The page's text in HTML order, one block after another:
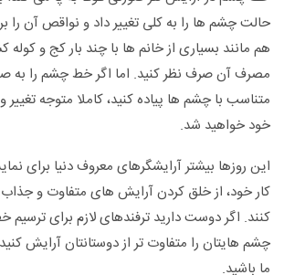
حالت چشم ها را به کلی تغییر داد و نواقص آن را
هم مانند بسیاری از خانم ها با چند بار کج و
مصرف آن صرف نظر کنید. اما اگر خط چشم را به
متناسب با چشم ها پیاده کنید، کاملا متوجه
خود خواهید شد.
این روزها بیشتر آرایشگرهای معروف دنیا برای
کار خود، از خلق کردن آرایش های متفاوت و
کنند. اگر دوست دارید ترفندهای لازم برای ترسیم
چشم هایتان را متفاوت تر از دوستانتان آرایش
ما باشید.